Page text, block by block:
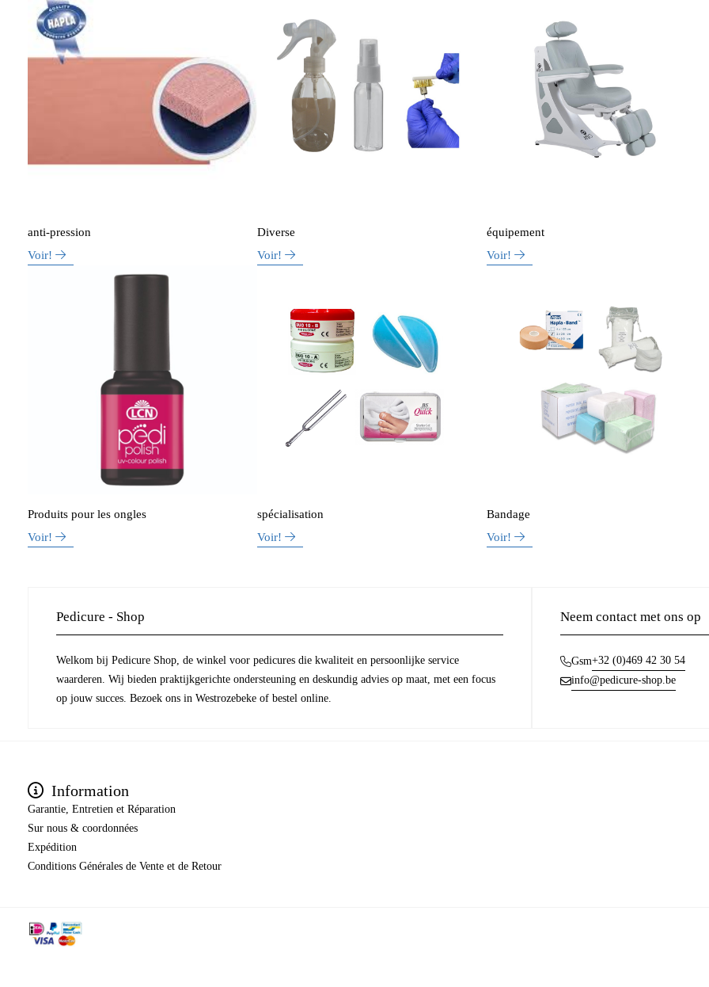
anti-pression
Voir!
Diverse
Voir!
équipement
Voir!
Produits pour les ongles
Voir!
spécialisation
Voir!
Bandage
Voir!
Pedicure - Shop
Welkom bij Pedicure Shop, de winkel voor pedicures die kwaliteit en persoonlijke service
waarderen. Wij bieden praktijkgerichte ondersteuning en deskundig advies op maat, met een focus
op jouw succes. Bezoek ons in Westrozebeke of bestel online.
Neem contact met ons op
Gsm+32 (0)469 42 30 54
info@pedicure-shop.be
Information
Garantie, Entretien et Réparation
Sur nous & coordonnées
Expédition
​​​​​​​Conditions Générales de Vente et de Retour